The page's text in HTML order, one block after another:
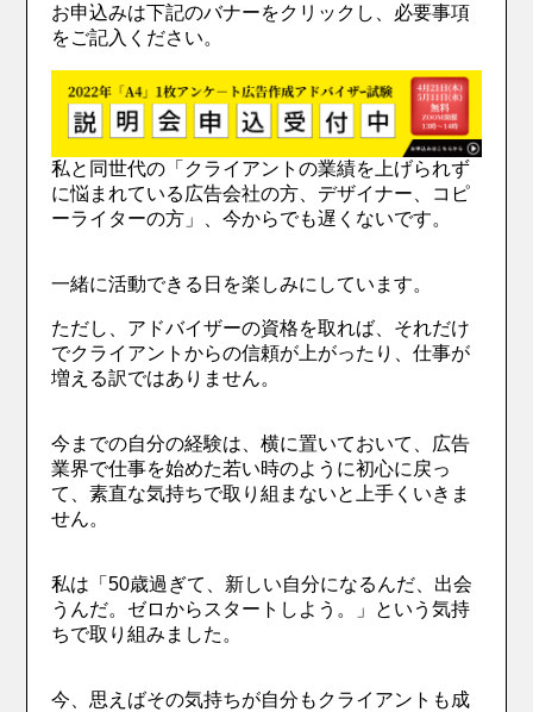
お申込みは下記のバナーをクリックし、必要事項
をご記入ください。
私と同世代の「クライアントの業績を上げられず
に悩まれている広告会社の方、デザイナー、コピ
ーライターの方」、今からでも遅くないです。
一緒に活動できる日を楽しみにしています。
ただし、アドバイザーの資格を取れば、それだけ
でクライアントからの信頼が上がったり、仕事が
増える訳ではありません。
今までの自分の経験は、横に置いておいて、広告
業界で仕事を始めた若い時のように初心に戻っ
て、素直な気持ちで取り組まないと上手くいきま
せん。
私は「50歳過ぎて、新しい自分になるんだ、出会
うんだ。ゼロからスタートしよう。」という気持
ちで取り組みました。
今、思えばその気持ちが自分もクライアントも成